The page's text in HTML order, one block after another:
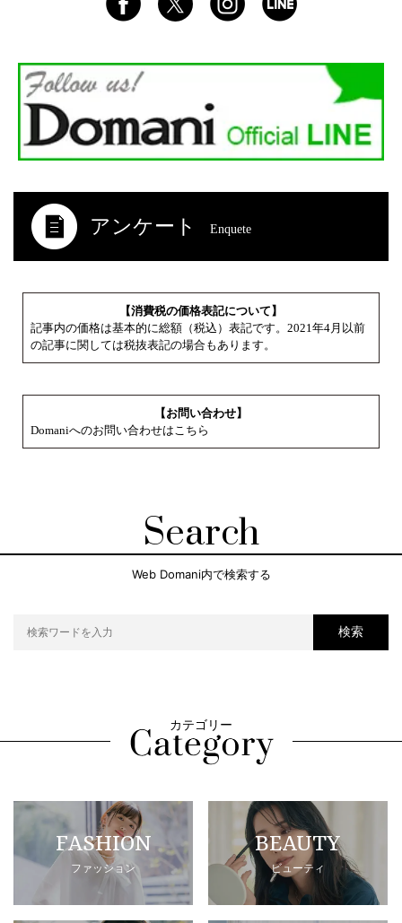
アンケート Enquete
【消費税の価格表記について】
記事内の価格は基本的に総額（税込）表記です。2021年4月以前
の記事に関しては税抜表記の場合もあります。
【お問い合わせ】
Domaniへのお問い合わせはこちら
Search
Web Domani内で検索する
検索
カテゴリー
FASHION
ファッション
BEAUTY
ビューティ